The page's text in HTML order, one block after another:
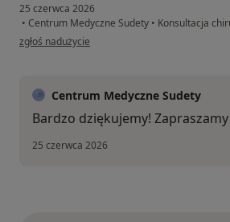
25 czerwca 2026
• Centrum Medyczne Sudety • Konsultacja
w opinii użytkownika Dorota
zgłoś nadużycie
Centrum Medyczne Sudety
Bardzo dziękujemy!
25 czerwca 2026